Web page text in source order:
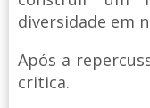
diversidade em
Após a
critica.